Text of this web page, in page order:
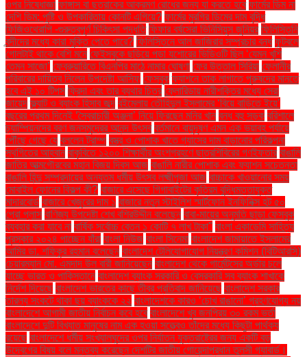
ওপর নিষেধাজ্ঞা ফাঙ্গাস বা ছত্রাকের আক্রমণ রোধের জন্য যা করতে হবে ফার্মের ডিম না
দেশি ডিম: পুষ্টি ও উপকারিতায় কোনটি এগিয়ে? ফার্মের মুরগির ডিমের দাম বৃদ্ধি
ফিজিওথেরাপি -গুরুত্বপূর্ণ চিকিৎসা পদ্ধতি ফিফার বর্ষসেরা ভিনিসিয়ুস জুনিয়র ফিলিস্তিনি
বন্দীদের মধ্যে কারা মুক্তি পেতে পারে? ফিলিস্তিনে আল জাজিরার সম্প্রচার বন্ধ ফুটবলে
গোলটাই থাকে বেশি মনে ফেইসবুকে ছড়িয়ে পড়া যশোরের ভিডিওটি ছিল ‘যেমন খুশি
তেমন সাজো’ ফেব্রুয়ারিতে বিএনপির মাঠে নামার ঘোষণা ফের উত্তাল সিরিয়া ফেলানীর
পরিবারের দায়িত্ব নিলেন উপদেষ্টা আসিফ ফেসবুক ফ্যাশনে তাক লাগাতে পুরুষদের মানতে
হবে এই ১০ টিপস ফ্রিদা এবং তার ব্যথার চিত্র ফ্লোরিডায় নারীশক্তির মধ্যে সেরা
জায়েদ ফ্ল্যাট ও ব্যাংক হিসাব জব্দ বইমেলায় তৌহিদুল ইসলামের ‘বিয়ে বাড়িতে ইয়ে’
বছরের প্রথম দিনেই ‘স্বৈরাচারী অঞ্জনা’ নিয়ে ফিরছেন মনির খান বন্ধ বহু সড়ক বরিশালে
চ্যাম্পিয়নদের বরণ জনসমুদ্রের আনন্দ উৎসব বর্তমানে বায়ুদূষণ এমন এক ভয়াবহ পর্যায়ে
পৌঁছে গেছে যে বললেন ট্রাম্প বস্ত্র ও পোশাক খাতে গ্যাসের দাম বাড়ানোর পরিকল্পনা
স্থগিতের আহ্বান বাকৃবিতে ১২০০ শিক্ষার্থীর অংশগ্রহণে ছাত্রশিবিরের গণইফতার বাঙালি
জাতির আত্মগৌরবের মহান বিজয় দিবস আজ বাঙালি নারীর পোশাক এবং ফ্যাশন সচেতনতা
বাঙালি হিন্দু সম্প্রদায়ের অন্যতম ধর্মীয় উৎসব লক্ষ্মীপূজা আজ বাচ্চাকে খাওয়ানোর সময়
মোবাইল ফোনের বিকল্প কী? বাজারে এসেছে গিগাবাইটের কৃত্রিম বুদ্ধিমত্তাযুক্ত
মাদারবোর্ড বাজারে খেজুরের দাম ১ বাজারে নতুন স্টাইলিশ স্মার্টফোন ইনফিনিক্স হট ৫০
প্রো প্লাস বাণিজ্য উপদেষ্টা শেখ বশিরউদ্দীন বলেছেন বাবা-মায়ের অনুমতি ছাড়া ফেসবুক
ব্যবহার করা যাবে না বার্ষিক সর্বোচ্চ বেতন ১ কোটি ৭ লাখ টাকা" বাংলা একাডেমি সাহিত্য
পুরস্কার ২০২৪ পাচ্ছেন যাঁরা বাংলা নিউজ বাংলা সিনেমা বাংলাদেশ জামায়াতে ইসলামের
আমির ডা. শফিকুর রহমান বলেছেন বাংলাদেশ টেলিযোগাযোগ নিয়ন্ত্রণ কমিশন (বিটিআরসি)
চেয়ারম্যান মো. এমদাদ উল বারী জানিয়েছেন বাংলাদেশ থেকে গার্মেন্টসের অর্ডার চলে
যাচ্ছে ভারত ও পাকিস্তানে বাংলাদেশ ব্যাংক সরকারি ও বেসরকারি সব ব্যাংক শাখাকে
নির্দেশ দিয়েছে বাংলাদেশ ভারতের কাছে তীব্র প্রতিবাদ জানিয়েছে বাংলাদেশ সরকার
তারল্য সংকটে থাকা ছয় ব্যাংককে ২২ বাংলাদেশকে কারও ‘চোখ রাঙানো’ গ্রহণযোগ্য নয়
বাংলাদেশে আগামী জাতীয় নির্বাচন কবে হবে বাংলাদেশে খুব জনপ্রিয় ৩০ রকম ভর্তা
বাংলাদেশে দুটি বিখ্যাত মানুষের নাম এক হওয়া সত্ত্বেও তাঁদের মধ্যে কিছুটা পার্থক্য
রয়েছে বাংলাদেশে ধর্মীয় সংখ্যালঘুদের ওপর নির্যাতন যুক্তরাষ্ট্রের জন্য একটি বড়
উদ্বেগের বিষয় বলে মন্তব্য করেছেন দেশটির জাতীয় গোয়েন্দাপ্রধান তুলসী গ্যাবার্ড।